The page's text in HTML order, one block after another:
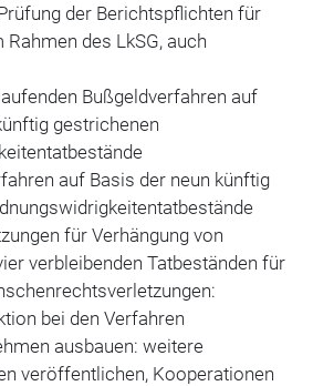
der Berichtspflichten für
des LkSG, auch
Bußgeldverfahren auf
gestrichenen
auf Basis der neun künftig
für Verhängung von
verbleibenden Tatbeständen für
bei den Verfahren
ausbauen: weitere
veröffentlichen, Kooperationen